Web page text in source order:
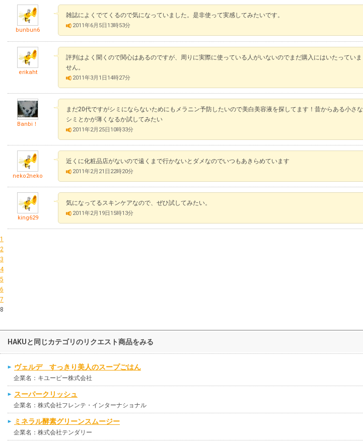
bunbun6
雑誌によくでてくるので気になっていました。是非使って実感してみたいです。
2011年6月5日13時53分
erikaht
評判はよく聞くので関心はあるのですが、周りに実際に使っている人がいないのでまだ購入にはいたっていま
せん。
2011年3月1日14時27分
Banbi！
まだ20代ですがシミにならないためにもメラニン予防したいので美白美容液を探してます！昔からある小さな
シミとかが薄くなるか試してみたい
2011年2月25日10時33分
neko2neko
近くに化粧品店がないので遠くまで行かないとダメなのでいつもあきらめています
2011年2月21日22時20分
king629
気になってるスキンケアなので、ぜひ試してみたい。
2011年2月19日15時13分
1
2
3
4
5
6
7
8
HAKUと同じカテゴリのリクエスト商品をみる
ヴェルデ すっきり美人のスープごはん
企業名：キユーピー株式会社
スーパークリッシュ
企業名：株式会社フレンテ・インターナショナル
ミネラル酵素グリーンスムージー
企業名：株式会社テンダリー